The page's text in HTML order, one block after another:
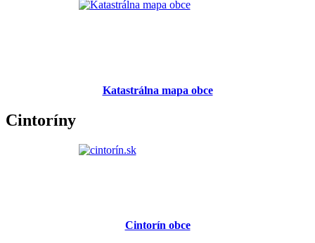
Katastrálna mapa obce
Cintoríny
Cintorín obce